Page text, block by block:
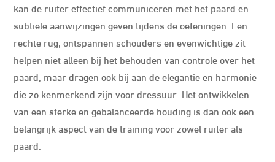
kan de ruiter effectief communiceren met het paard en
subtiele aanwijzingen geven tijdens de oefeningen. Een
rechte rug, ontspannen schouders en evenwichtige zit
helpen niet alleen bij het behouden van controle over het
paard, maar dragen ook bij aan de elegantie en harmonie
die zo kenmerkend zijn voor dressuur. Het ontwikkelen
van een sterke en gebalanceerde houding is dan ook een
belangrijk aspect van de training voor zowel ruiter als
paard.